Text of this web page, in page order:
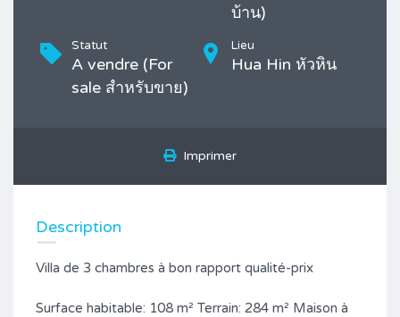
บ้าน)
Statut
A vendre (For
sale สำหรับขาย)
Lieu
Hua Hin หัวหิน
Imprimer
Description
Villa de 3 chambres à bon rapport qualité-prix
Surface habitable: 108 m² Terrain: 284 m² Maison à